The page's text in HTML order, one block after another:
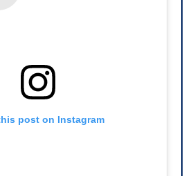
post on Instagram